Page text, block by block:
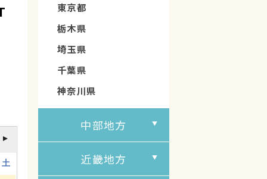
土
東京都
栃木県
埼玉県
千葉県
神奈川県
中部地方
近畿地方